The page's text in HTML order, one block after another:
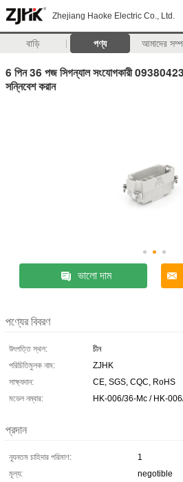
Zhejiang Haoke Electric Co., Ltd.
বাড়ি পণ্য আমাদের
6 পিন 36 পজ সিগন্যাল সংযোগকারী
সন্নিবেশ করান
ভালো দাম
পণ্যের বিবরণ
উৎপত্তি স্থল:
চীন
পরিচিতিমুলক নাম:
ZJHK
সাক্ষ্যদান:
CE, SGS, CQC, RoHS
মডেল নম্বার:
HK-006/36-Mc / HK-
প্রদান
ন্যূনতম চাহিদার পরিমাণ:
1
মূল্য:
negotible